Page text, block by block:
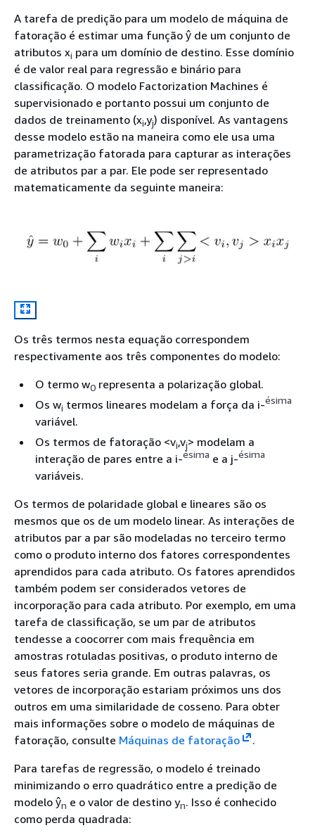
A tarefa de predição para um modelo de máquina de
fatoração é estimar uma função ŷ de um conjunto de
atributos xi para um domínio de destino. Esse domínio
é de valor real para regressão e binário para
classificação. O modelo Factorization Machines é
supervisionado e portanto possui um conjunto de
dados de treinamento (xi,yj) disponível. As vantagens
desse modelo estão na maneira como ele usa uma
parametrização fatorada para capturar as interações
de atributos par a par. Ele pode ser representado
matematicamente da seguinte maneira:
Os três termos nesta equação correspondem
respectivamente aos três componentes do modelo:
O termo w0 representa a polarização global.
Os wi termos lineares modelam a força da i-ésima
variável.
Os termos de fatoração <vi,vj> modelam a
interação de pares entre a i-ésima e a j-ésima
variáveis.
Os termos de polaridade global e lineares são os
mesmos que os de um modelo linear. As interações de
atributos par a par são modeladas no terceiro termo
como o produto interno dos fatores correspondentes
aprendidos para cada atributo. Os fatores aprendidos
também podem ser considerados vetores de
incorporação para cada atributo. Por exemplo, em uma
tarefa de classificação, se um par de atributos
tendesse a coocorrer com mais frequência em
amostras rotuladas positivas, o produto interno de
seus fatores seria grande. Em outras palavras, os
vetores de incorporação estariam próximos uns dos
outros em uma similaridade de cosseno. Para obter
mais informações sobre o modelo de máquinas de
fatoração, consulte Máquinas de fatoração
.
Para tarefas de regressão, o modelo é treinado
minimizando o erro quadrático entre a predição de
modelo ŷn e o valor de destino yn. Isso é conhecido
como perda quadrada: